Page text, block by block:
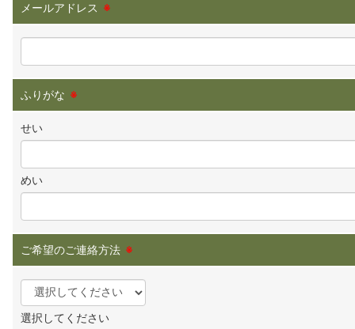
メールアドレス ※
ふりがな ※
せい
めい
ご希望のご連絡方法 ※
選択してください